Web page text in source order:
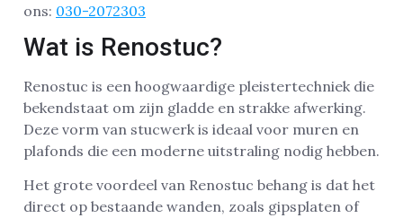
ons: 030-2072303
Wat is Renostuc?
Renostuc is een hoogwaardige pleistertechniek die
bekendstaat om zijn gladde en strakke afwerking.
Deze vorm van stucwerk is ideaal voor muren en
plafonds die een moderne uitstraling nodig hebben.
Het grote voordeel van Renostuc behang is dat het
direct op bestaande wanden, zoals gipsplaten of